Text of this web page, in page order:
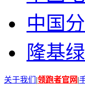
中国
隆基
关于我们 |领跑者官网|